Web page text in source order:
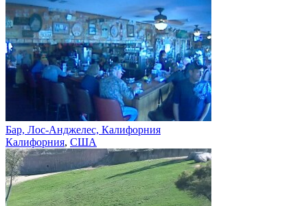
Бар, Лос-Анджелес, Калифорния
Калифорния, США